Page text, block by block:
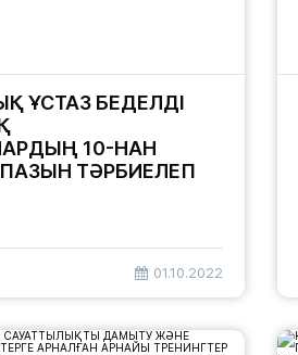
ҰСТАЗ БЕДЕЛДІ
10-НАН
ТӘРБИЕЛЕП
01.10.2022